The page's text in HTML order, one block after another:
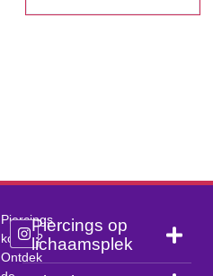
Piercings
kopen?
Ontdek
Piercings op
lichaamsplek